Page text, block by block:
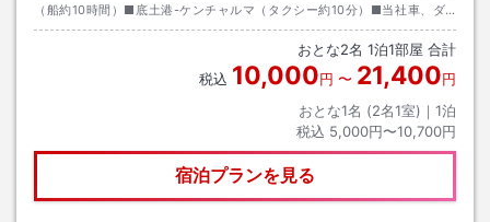
（船約10時間）■底土港-ケンチャルマ（タクシー約10分）■当社車、ダ
イビング予約時は空港・港へ送迎あり
おとな2名 1泊1部屋 合計
税込 10,000円 〜 21,400円
おとな1名 (2名1室)｜ 1泊
税込 5,000円〜10,700円
宿泊プランを見る